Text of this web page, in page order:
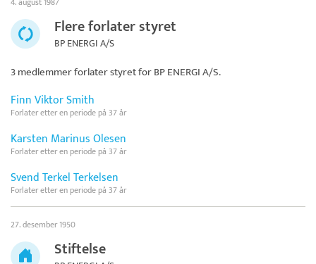
Flere forlater styret
BP ENERGI A/S
3 medlemmer forlater styret forBP ENERGI A/S.
Finn Viktor Smith
Forlater etter en periode på 37 år
Karsten Marinus Olesen
Forlater etter en periode på 37 år
Svend Terkel Terkelsen
Forlater etter en periode på 37 år
27. desember 1950
Stiftelse